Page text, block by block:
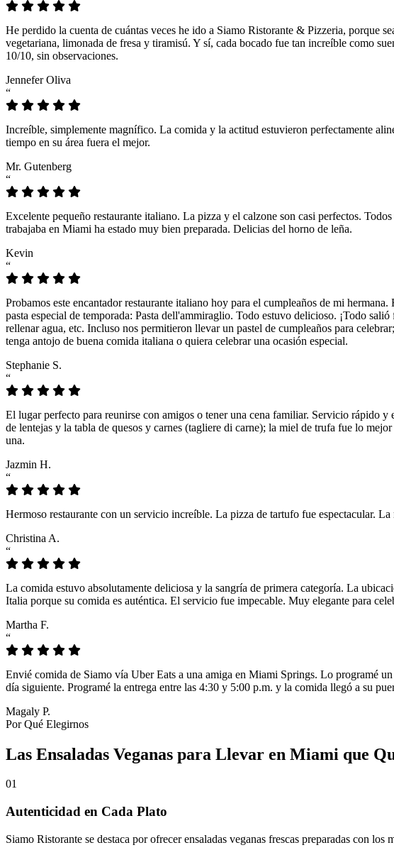
He perdido la cuenta de cuántas veces he ido a Siamo Ristorante & Pizzeria, porque
vegetariana, limonada de fresa y tiramisú. Y sí, cada bocado fue tan increíble como
10/10, sin observaciones.
Jennefer Oliva
“
Increíble, simplemente magnífico. La comida y la actitud estuvieron perfectamente
tiempo en su área fuera el mejor.
Mr. Gutenberg
“
Excelente pequeño restaurante italiano. La pizza y el calzone son casi perfectos.
trabajaba en Miami ha estado muy bien preparada. Delicias del horno de leña.
Kevin
“
Probamos este encantador restaurante italiano hoy para el cumpleaños de mi
pasta especial de temporada: Pasta dell'ammiraglio. Todo estuvo delicioso. ¡Todo
rellenar agua, etc. Incluso nos permitieron llevar un pastel de cumpleaños para
tenga antojo de buena comida italiana o quiera celebrar una ocasión especial.
Stephanie S.
“
El lugar perfecto para reunirse con amigos o tener una cena familiar. Servicio rápido
de lentejas y la tabla de quesos y carnes (tagliere di carne); la miel de trufa fue lo
una.
Jazmin H.
“
Hermoso restaurante con un servicio increíble. La pizza de tartufo fue espectacular.
Christina A.
“
La comida estuvo absolutamente deliciosa y la sangría de primera categoría. La
Italia porque su comida es auténtica. El servicio fue impecable. Muy elegante para
Martha F.
“
Envié comida de Siamo vía Uber Eats a una amiga en Miami Springs. Lo programé
día siguiente. Programé la entrega entre las 4:30 y 5:00 p.m. y la comida llegó a su
Magaly P.
Por Qué Elegirnos
Las Ensaladas Veganas para Llevar en Miami que
01
Autenticidad en Cada Plato
Siamo Ristorante se destaca por ofrecer ensaladas veganas frescas preparadas con